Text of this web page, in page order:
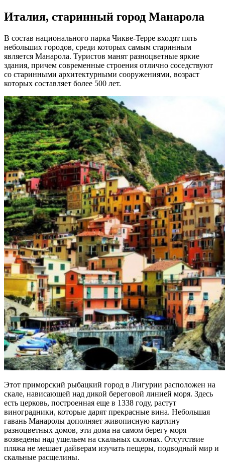
Италия, старинный город Манарола
В состав национального парка Чикве-Терре входят пять
небольших городов, среди которых самым старинным
является Манарола. Туристов манят разноцветные яркие
здания, причем современные строения отлично соседствуют
со старинными архитектурными сооружениями, возраст
которых составляет более 500 лет.
Этот приморский рыбацкий город в Лигурии расположен на
скале, нависающей над дикой береговой линией моря. Здесь
есть церковь, построенная еще в 1338 году, растут
виноградники, которые дарят прекрасные вина. Небольшая
гавань Манаролы дополняет живописную картину
разноцветных домов, эти дома на самом берегу моря
возведены над ущельем на скальных склонах. Отсутствие
пляжа не мешает дайверам изучать пещеры, подводный мир и
скальные расщелины.